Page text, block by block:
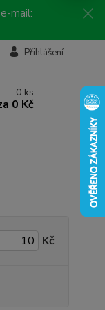
mail:
Přihlášení
0 ks
0 Kč
Kč